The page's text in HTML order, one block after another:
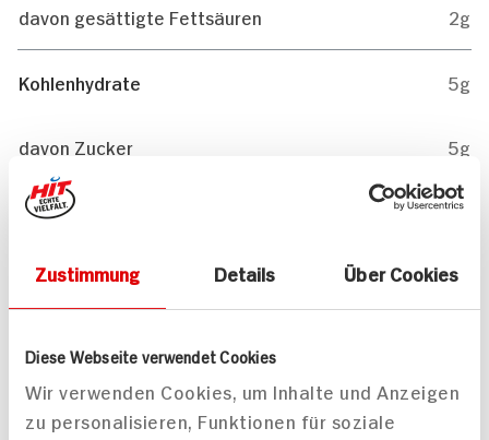
Zustimmung Details Über Cookies
Diese Webseite verwendet Cookies
Wir verwenden Cookies, um Inhalte und Anzeigen
zu personalisieren, Funktionen für soziale
davon gesättigte Fettsäuren 2g
Kohlenhydrate 5g
davon Zucker 5g
Eiweiß 10g
Salz 1g
Teilen